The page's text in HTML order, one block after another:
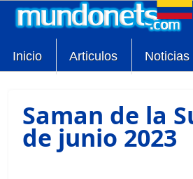
Inicio Articulos Noticias
Saman de la
de junio 2023